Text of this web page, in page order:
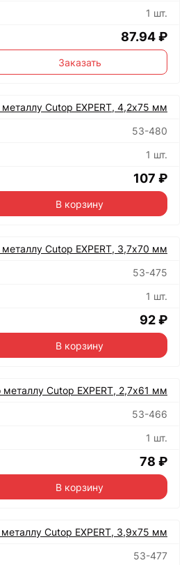
1 шт.
87.94 ₽
Заказать
Cutop EXPERT, 4,2х75 мм
53-480
1 шт.
107 ₽
В корзину
Cutop EXPERT, 3,7х70 мм
53-475
1 шт.
92 ₽
В корзину
Cutop EXPERT, 2,7х61 мм
53-466
1 шт.
78 ₽
В корзину
Cutop EXPERT, 3,9х75 мм
53-477